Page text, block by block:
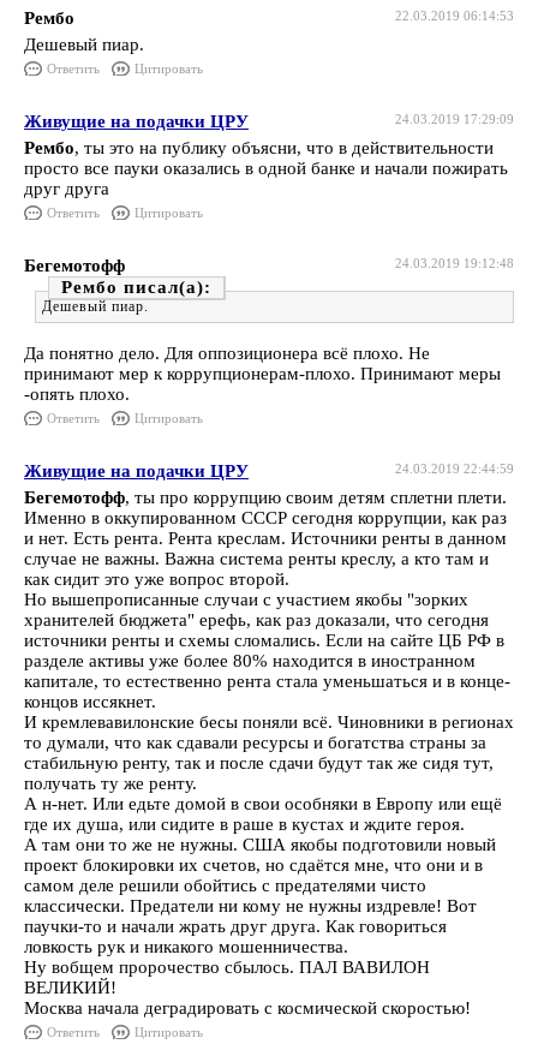
22.03.2019 06:14:53
Рембо
Дешевый пиар.
Ответить Цитировать
24.03.2019 17:29:09
Живущие на подачки ЦРУ
Рембо, ты это на публику объясни, что в действительности
просто все пауки оказались в одной банке и начали пожирать
друг друга
Ответить Цитировать
24.03.2019 19:12:48
Бегемотофф
Рембо
Дешевый пиар.
Да понятно дело. Для оппозиционера всё плохо. Не
принимают мер к коррупционерам-плохо. Принимают меры
-опять плохо.
Ответить Цитировать
24.03.2019 22:44:59
Живущие на подачки ЦРУ
Бегемотофф, ты про коррупцию своим детям сплетни плети.
Именно в оккупированном СССР сегодня коррупции, как раз
и нет. Есть рента. Рента креслам. Источники ренты в данном
случае не важны. Важна система ренты креслу, а кто там и
как сидит это уже вопрос второй.
Но вышепрописанные случаи с участием якобы "зорких
хранителей бюджета" ерефь, как раз доказали, что сегодня
источники ренты и схемы сломались. Если на сайте ЦБ РФ в
разделе активы уже более 80% находится в иностранном
капитале, то естественно рента стала уменьшаться и в конце-
концов иссякнет.
И кремлевавилонские бесы поняли всё. Чиновники в регионах
то думали, что как сдавали ресурсы и богатства страны за
стабильную ренту, так и после сдачи будут так же сидя тут,
получать ту же ренту.
А н-нет. Или едьте домой в свои особняки в Европу или ещё
где их душа, или сидите в раше в кустах и ждите героя.
А там они то же не нужны. США якобы подготовили новый
проект блокировки их счетов, но сдаётся мне, что они и в
самом деле решили обойтись с предателями чисто
классически. Предатели ни кому не нужны издревле! Вот
паучки-то и начали жрать друг друга. Как говориться
ловкость рук и никакого мошенничества.
Ну вобщем пророчество сбылось. ПАЛ ВАВИЛОН
ВЕЛИКИЙ!
Москва начала деградировать с космической скоростью!
Ответить Цитировать